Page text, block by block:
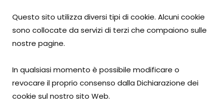
Questo sito utilizza diversi tipi di cookie. Alcuni cookie
sono collocate da servizi di terzi che compaiono sulle
nostre pagine.
In qualsiasi momento è possibile modificare o
revocare il proprio consenso dalla Dichiarazione dei
cookie sul nostro sito Web.